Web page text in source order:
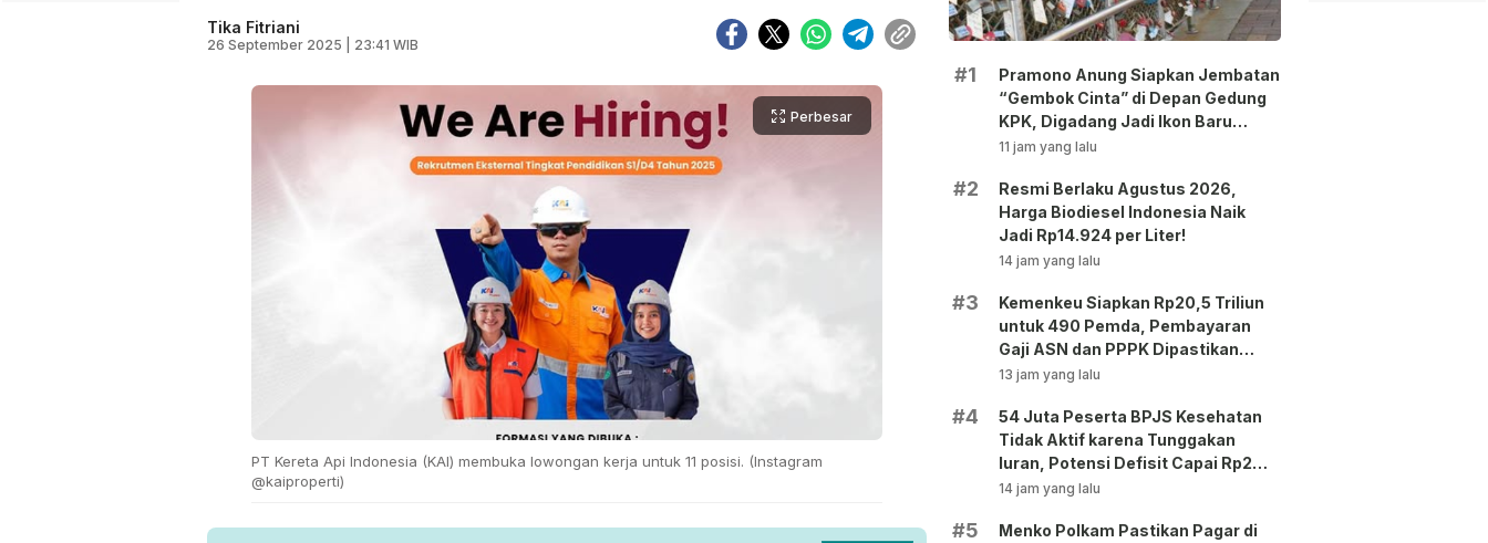
Tika Fitriani
26 September 2025 | 23:41 WIB
Perbesar
PT Kereta Api Indonesia (KAI) membuka lowongan kerja untuk 11 posisi. (Instagram
@kaiproperti)
#1
Pramono Anung Siapkan Jembatan
“Gembok Cinta” di Depan Gedung
KPK, Digadang Jadi Ikon Baru
Jakarta!
11 jam yang lalu
#2
Resmi Berlaku Agustus 2026,
Harga Biodiesel Indonesia Naik
Jadi Rp14.924 per Liter!
14 jam yang lalu
#3
Kemenkeu Siapkan Rp20,5 Triliun
untuk 490 Pemda, Pembayaran
Gaji ASN dan PPPK Dipastikan
Tetap Berjalan!
13 jam yang lalu
#4
54 Juta Peserta BPJS Kesehatan
Tidak Aktif karena Tunggakan
Iuran, Potensi Defisit Capai Rp2
Triliun per Bulan!
14 jam yang lalu
#5
Menko Polkam Pastikan Pagar di